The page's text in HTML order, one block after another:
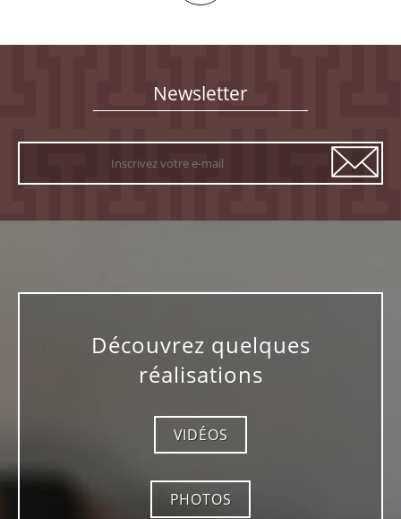
mon client le nom a été masqué...
Newsletter
Découvrez quelques
réalisations
VIDÉOS
PHOTOS